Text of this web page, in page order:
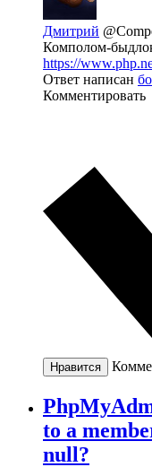
Дмитрий
Комполом-
https://
Ответ написан
Комментировать
Нравится
to a
null?